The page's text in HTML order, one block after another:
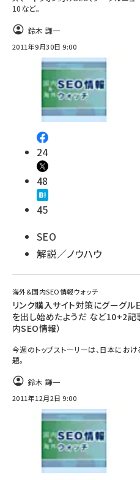
10など。
鈴木 謙一
2011年9月30日 9:00
24
48
45
SEO
解説／ノウハウ
海外&国内SEO情報ウォッチ
リンク購入サイト対策にグーグ
を出し始めたようだ など10+2記
内SEO情報）
今週のトップストーリーは、日本にお
題。
鈴木 謙一
2011年12月2日 9:00